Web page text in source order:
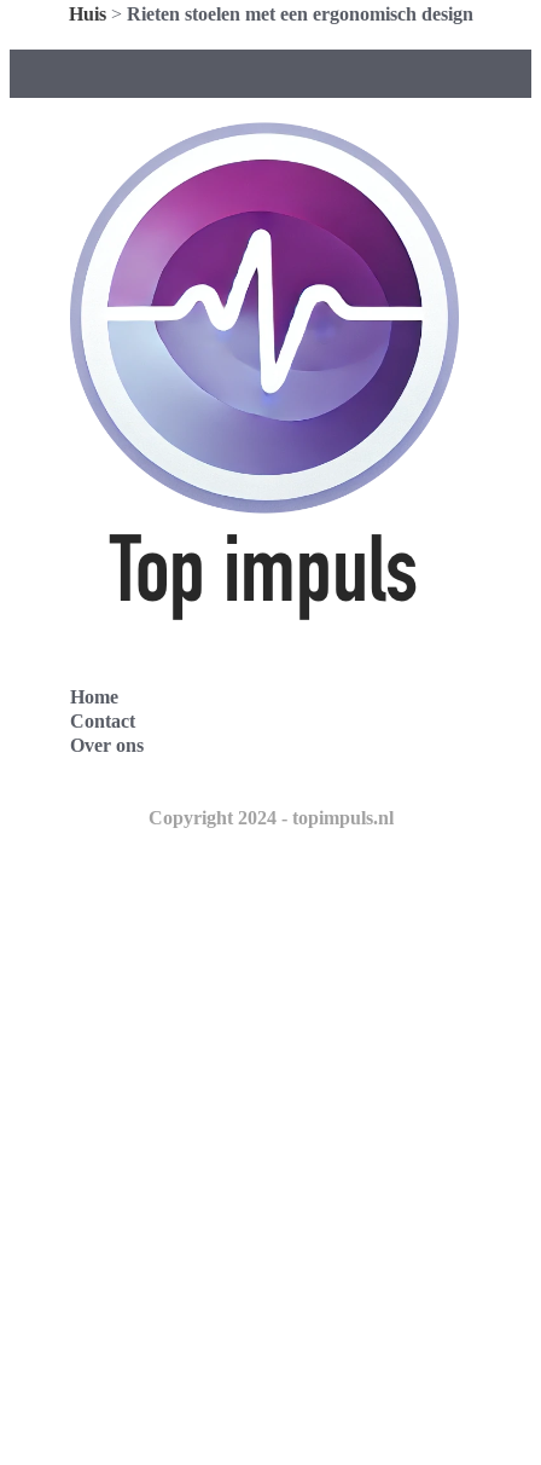
Huis> Rieten stoelen met een ergonomisch design
Home
Contact
Over ons
Copyright 2024 - topimpuls.nl